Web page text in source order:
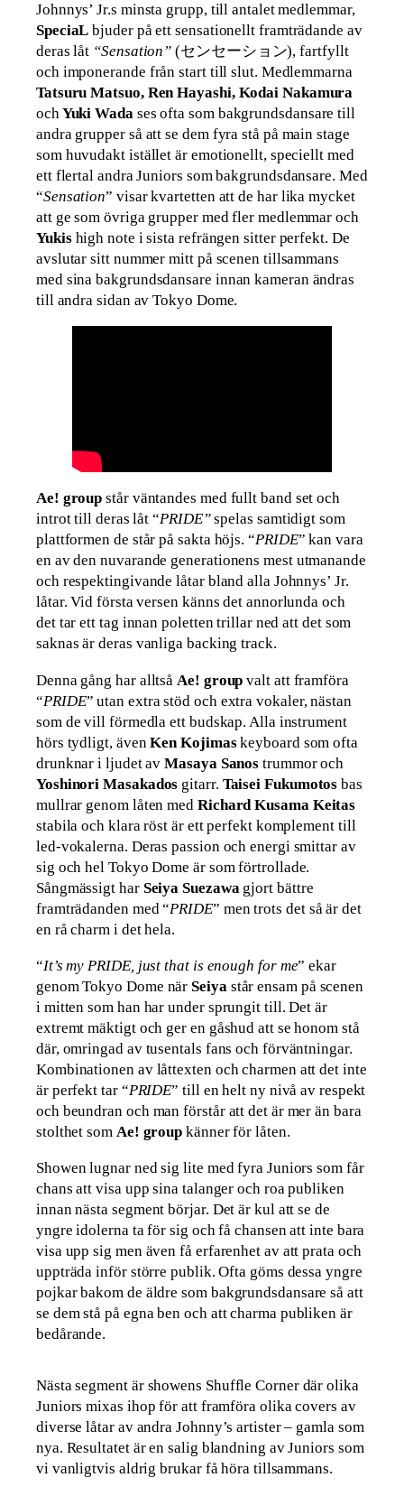
Johnnys’ Jr.s minsta grupp, till antalet medlemmar,
SpeciaL bjuder på ett sensationellt framträdande av
deras låt “Sensation” (センセーション), fartfyllt
och imponerande från start till slut. Medlemmarna
Tatsuru Matsuo, Ren Hayashi, Kodai Nakamura
ochYuki Wadases ofta som bakgrundsdansare till
andra grupper så att se dem fyra stå på main stage
som huvudakt istället är emotionellt, speciellt med
ett flertal andra Juniors som bakgrundsdansare. Med
“Sensation” visar kvartetten att de har lika mycket
att ge som övriga grupper med fler medlemmar och
Yukis high note i sista refrängen sitter perfekt. De
avslutar sitt nummer mitt på scenen tillsammans
med sina bakgrundsdansare innan kameran ändras
till andra sidan av Tokyo Dome.
Ae! group står väntandes med fullt band set och
introt till deras låt “PRIDE”spelas samtidigt som
plattformen de står på sakta höjs. “PRIDE” kan vara
en av den nuvarande generationens mest utmanande
och respektingivande låtar bland alla Johnnys’ Jr.
låtar. Vid första versen känns det annorlunda och
det tar ett tag innan poletten trillar ned att det som
saknas är deras vanliga backing track.
Denna gång har alltså Ae! group valt att framföra
“PRIDE” utan extra stöd och extra vokaler, nästan
som de vill förmedla ett budskap. Alla instrument
hörs tydligt, ävenKen Kojimas keyboard som ofta
drunknar i ljudet avMasaya Sanos trummor och
Yoshinori Masakados gitarr. Taisei Fukumotos bas
mullrar genom låten med Richard Kusama Keitas
stabila och klara röst är ett perfekt komplement till
led-vokalerna. Deras passion och energi smittar av
sig och hel Tokyo Dome är som förtrollade.
Sångmässigt har Seiya Suezawa gjort bättre
framträdanden med “PRIDE” men trots det så är det
en rå charm i det hela.
“It’s my PRIDE, just that is enough for me” ekar
genom Tokyo Dome närSeiya står ensam på scenen
i mitten som han har under sprungit till. Det är
extremt mäktigt och ger en gåshud att se honom stå
där, omringad av tusentals fans och förväntningar.
Kombinationen av låttexten och charmen att det inte
är perfekt tar “PRIDE” till en helt ny nivå av respekt
och beundran och man förstår att det är mer än bara
stolthet som Ae! group känner för låten.
Showen lugnar ned sig lite med fyra Juniors som får
chans att visa upp sina talanger och roa publiken
innan nästa segment börjar. Det är kul att se de
yngre idolerna ta för sig och få chansen att inte bara
visa upp sig men även få erfarenhet av att prata och
uppträda inför större publik. Ofta göms dessa yngre
pojkar bakom de äldre som bakgrundsdansare så att
se dem stå på egna ben och att charma publiken är
bedårande.
Nästa segment är showens Shuffle Corner där olika
Juniors mixas ihop för att framföra olika covers av
diverse låtar av andra Johnny’s artister – gamla som
nya. Resultatet är en salig blandning av Juniors som
vi vanligtvis aldrig brukar få höra tillsammans.